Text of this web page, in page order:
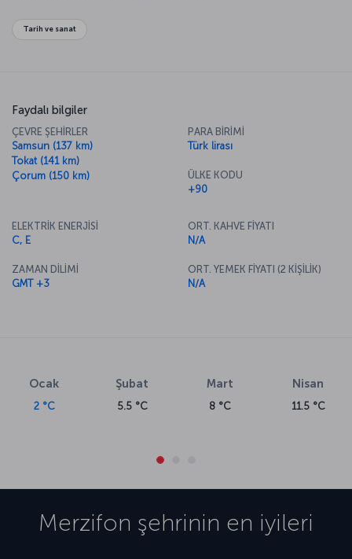
Tarih ve sanat
Faydalı bilgiler
ÇEVRE ŞEHİRLER
Samsun (137 km)
Tokat (141 km)
Çorum (150 km)
PARA BİRİMİ
Türk lirası
ÜLKE KODU
+90
ELEKTRİK ENERJİSİ
C, E
ZAMAN DİLİMİ
GMT +3
ORT. KAHVE FİYATI
N/A
ORT. YEMEK FİYATI (2 KİŞİLİK)
N/A
Ocak
2 °C
Şubat
5.5 °C
Mart
8 °C
Nisan
11.5 °C
Merzifon şehrinin en iyileri